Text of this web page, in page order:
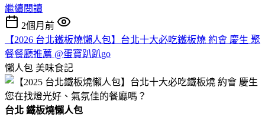
繼續閱讀
2個月前
【2026 台北鐵板燒懶人包】台北十大必吃鐵板燒 約會 慶生 聚
餐餐廳推薦 @蛋寶趴趴go
懶人包 美味食記
您在找燈光好、氣氛佳的餐廳嗎？
台北 鐵板燒懶人包